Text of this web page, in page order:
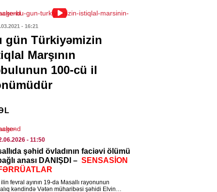
üçün ən faydalı məşq məlum
velosiped və gəzintini geridə
- 10:54
şübhəli bilinən 70 nəfər
TEHSIL
qəbul olmaq istəyənlərin
Bu tarixədək…
- 16:21
gün Türkiyəmizin
Marşının
100-cü il
- 11:50
şəhid övladının faciəvi ölümü
anası DANIŞDI – SENSASİON
fevral ayının 19-da Masallı rayonunun
kəndində Vətən müharibəsi şəhidi Elvin